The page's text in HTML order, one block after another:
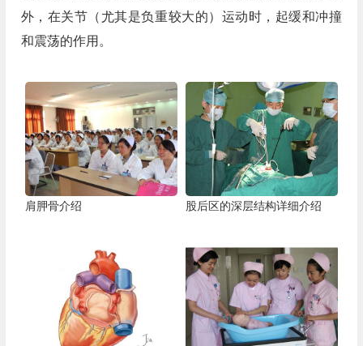
外，在关节（尤其是负重较大的）运动时，起缓和冲撞
和震荡的作用。
肩胛骨介绍 股后区的深层结构详细介绍